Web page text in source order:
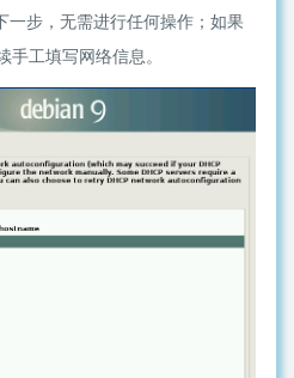
一步，无需进行任何操作；如果
工填写网络信息。